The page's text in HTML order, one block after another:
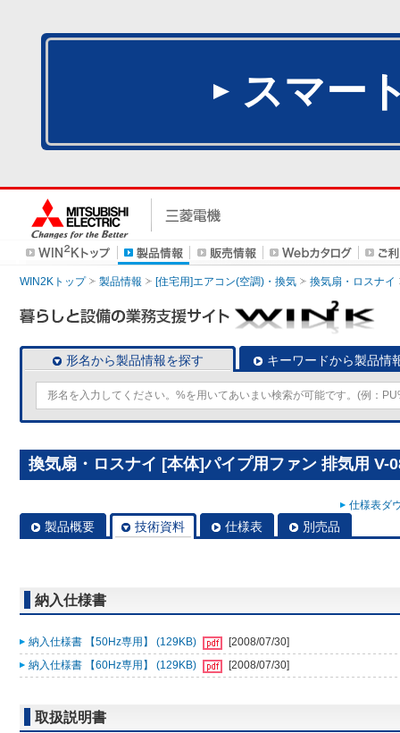
スマー
WIN2Kトップ 製品情報 [住宅用]エアコン(空調)・換気 換気扇・ロスナイ
形名から製品情報を探す キーワードから製品情
換気扇・ロスナイ [本体]パイプ用ファン 排気用 V-
仕様表ダ
製品概要 技術資料 仕様表 別売品
納入仕様書
納入仕様書 【50Hz専用】 (129KB)
[2008/07/30]
納入仕様書 【60Hz専用】 (129KB)
[2008/07/30]
取扱説明書